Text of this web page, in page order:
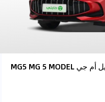
،| الأسعار والعروض الإمارات موديل أم جي MG5 MG 5 MODEL